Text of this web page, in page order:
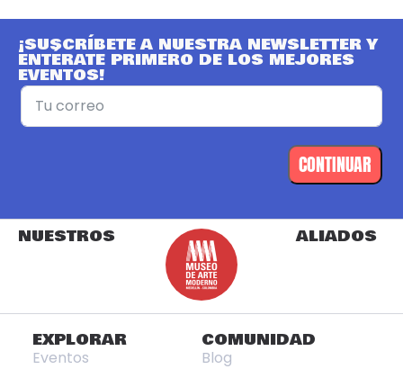
¡SUSCRÍBETE A NUESTRA NEWSLETTER Y
ENTÉRATE PRIMERO DE LOS MEJORES
EVENTOS!
CONTINUAR
NUESTROS ALIADOS
EXPLORAR
Eventos
COMUNIDAD
Blog